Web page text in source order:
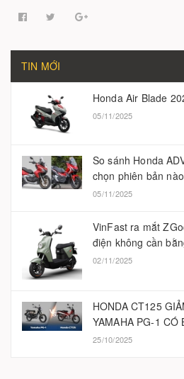
TIN MỚI
Honda Air Blade
05/11/2025
So sánh Honda
chọn phiên bản
05/11/2025
VinFast ra mắt
điện không cần
02/11/2025
HONDA CT125
YAMAHA PG-1 CÓ
25/10/2025